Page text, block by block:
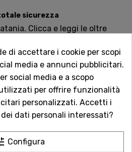
sicurezza
Clicca e leggi le oltre
tutta Italia in 5 giorni
sempre con te
di accettare i cookie per scopi
media e annunci pubblicitari.
social media e a scopo
per offrire funzionalità
personalizzati. Accetti i
dati personali interessati?
Configura